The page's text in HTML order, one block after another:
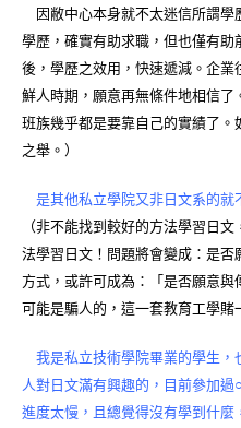
因敝中心本身就不太迷信所謂學
學歷，確實有助求職，但也僅有
後，學歷之效用，快速遞減。企
鮮人時期，願意再無條件地相信
班族幾乎都是要靠自己的實績了
之舉。）
是其他私立學院又非日文系的就
（非不能找到較好的方法學習日
法學習日文！問題將會變成：是
方式，或許可成為：「是否願意
可能是騙人的，這一套教育工學賭
我是私立技術學院畢業的學生，
人對日文滿有興趣的，目前參加
進度太慢，且總覺得沒有學到什麼